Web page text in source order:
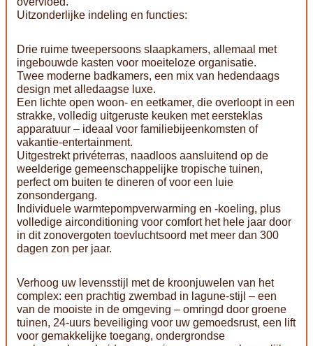
Uitzonderlijke indeling en functies:
Drie ruime tweepersoons slaapkamers, allemaal met
ingebouwde kasten voor moeiteloze organisatie.
Twee moderne badkamers, een mix van hedendaags
design met alledaagse luxe.
Een lichte open woon- en eetkamer, die overloopt in een
strakke, volledig uitgeruste keuken met eersteklas
apparatuur – ideaal voor familiebijeenkomsten of
vakantie-entertainment.
Uitgestrekt privéterras, naadloos aansluitend op de
weelderige gemeenschappelijke tropische tuinen,
perfect om buiten te dineren of voor een luie
zonsondergang.
Individuele warmtepompverwarming en -koeling, plus
volledige airconditioning voor comfort het hele jaar door
in dit zonovergoten toevluchtsoord met meer dan 300
dagen zon per jaar.
Verhoog uw levensstijl met de kroonjuwelen van het
complex: een prachtig zwembad in lagune-stijl – een
van de mooiste in de omgeving – omringd door groene
tuinen, 24-uurs beveiliging voor uw gemoedsrust, een lift
voor gemakkelijke toegang, ondergrondse